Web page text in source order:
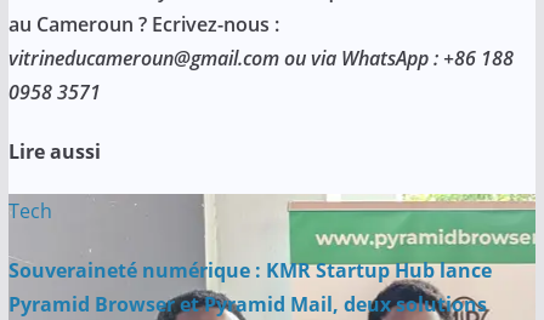
au Cameroun ? Ecrivez-nous :
vitrineducameroun@gmail.com ou via WhatsApp : +86 188
0958 3571
Lire aussi
Tech
Souveraineté numérique : KMR Startup Hub lance
Pyramid Browser et Pyramid Mail, deux solutions